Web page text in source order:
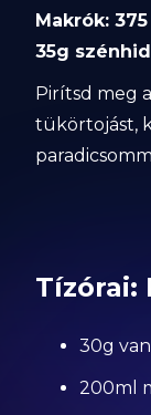
Makrók:
35g
Pirítsd meg
tükörtojást,
Tízórai:
30g
200ml